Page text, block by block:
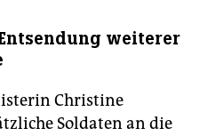
weiterer
Christine
Soldaten an die